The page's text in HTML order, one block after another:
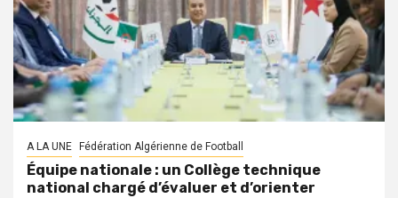
A LA UNE Fédération Algérienne de Football
Équipe nationale : un Collège technique
national chargé d’évaluer et d’orienter